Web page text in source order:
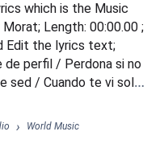
which is the Music
Length: 00:00.00 ;
Edit the lyrics text;
perfil / Perdona si no
sed / Cuando te vi solo
y emborracharme así,
bien como tus labios
cómo pude convencerte /
› World Music